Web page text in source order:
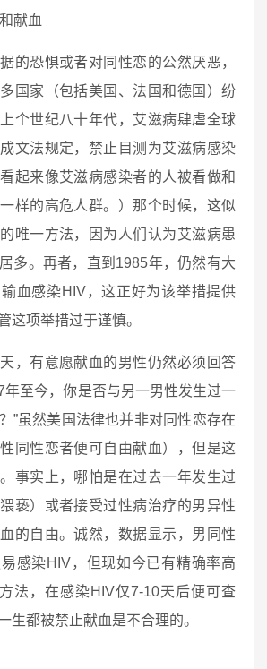
献血
的恐惧或者对同性恋的公然厌恶，
国家（包括美国、法国和德国）纷
个世纪八十年代，艾滋病肆虐全球
文法规定，禁止目测为艾滋病感染
起来像艾滋病感染者的人被看做和
样的高危人群。）那个时候，这似
唯一方法，因为人们认为艾滋病患
多。再者，直到1985年，仍然有大
血感染HIV，这正好为该举措提供
这项举措过于谨慎。
，有意愿献血的男性仍然必须回答
年至今，你是否与另一男性发生过一
”虽然美国法律也并非对同性恋存在
同性恋者便可自由献血），但是这
事实上，哪怕是在过去一年发生过
亵）或者接受过性病治疗的男异性
的自由。诚然，数据显示，男同性
感染HIV，但现如今已有精确率高
法，在感染HIV仅7-10天后便可查
生都被禁止献血是不合理的。